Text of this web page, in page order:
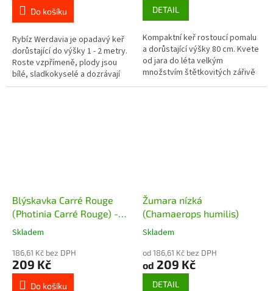
Do košíku
Rybíz Werdavia je opadavý keř
dorůstající do výšky 1 - 2 metry.
Roste vzpřímeně, plody jsou
bílé, sladkokyselé a dozrávají
ve velkém množství v dlouhých
DETAIL
Kompaktní keř rostoucí pomalu
a dorůstající výšky 80 cm. Kvete
od jara do léta velkým
množstvím štětkovitých zářivě
červených květů. Velmi odolný
Blýskavka Carré Rouge
(Photinia Carré Rouge) -
20 cm
Skladem
186,61 Kč bez DPH
209 Kč
Do košíku
Žumara nízká
(Chamaerops humilis)
Skladem
od 186,61 Kč bez DPH
od 209 Kč
DETAIL